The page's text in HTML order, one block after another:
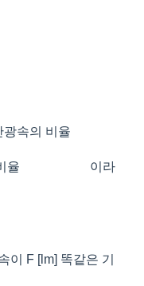
광속의 비율
속의 비율 이라
이 F [lm] 똑같은 기